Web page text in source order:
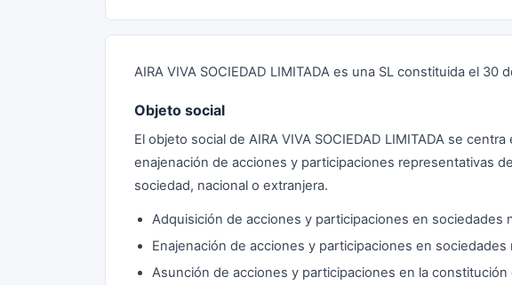
AIRA VIVA SOCIEDAD LIMITADA es una SL constituida el 30
Objeto social
El objeto social de AIRA VIVA SOCIEDAD LIMITADA se
enajenación de acciones y participaciones representativas
sociedad, nacional o extranjera.
Adquisición de acciones y participaciones en sociedades
Enajenación de acciones y participaciones en sociedades
Asunción de acciones y participaciones en la